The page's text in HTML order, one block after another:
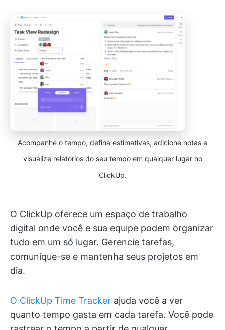
Acompanhe o tempo, defina estimativas, adicione notas e
visualize relatórios do seu tempo em qualquer lugar no
ClickUp.
O ClickUp oferece um espaço de trabalho
digital onde você e sua equipe podem organizar
tudo em um só lugar. Gerencie tarefas,
comunique-se e mantenha seus projetos em
dia.
O ClickUp Time Tracker ajuda você a ver
quanto tempo gasta em cada tarefa. Você pode